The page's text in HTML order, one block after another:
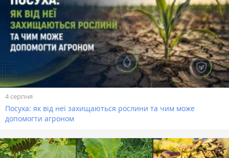
4 серпня
Посуха: як від неї захищаються рослини та чим може
допомогти агроном